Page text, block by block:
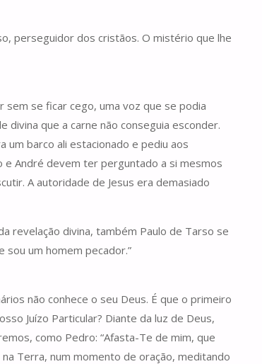
perseguidor dos cristãos. O mistério que lhe
sem se ficar cego, uma voz que se podia
que a carne não conseguia esconder.
um barco ali estacionado e pediu aos
e André devem ter perguntado a si mesmos
A autoridade de Jesus era demasiado
revelação divina, também Paulo de Tarso se
sou um homem pecador.”
não conhece o seu Deus. É que o primeiro
Juízo Particular? Diante da luz de Deus,
como Pedro: “Afasta-Te de mim, que
Terra, num momento de oração, meditando